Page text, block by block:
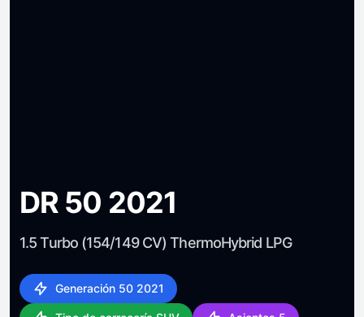
DR 50 2021
1.5 Turbo (154/149 CV) ThermoHybrid LPG
Generación 50 2021